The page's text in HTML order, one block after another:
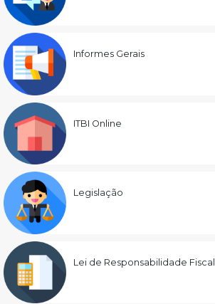
Informes Gerais
ITBI Online
Legislação
Lei de Responsabilidade Fiscal